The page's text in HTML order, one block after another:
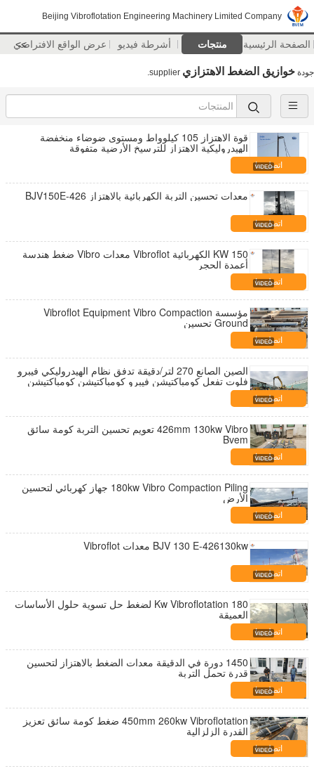
Beijing Vibroflotation Engineering Machinery Limited Company
الصفحة الرئيسية منتجات أشرطة فيديو عرض الواقع الافتراضي
>>
جودة خوازيق الضغط الاهتزازي
قوة الاهتزاز 105 كيلوواط ومستوى ضوضاء منخفضة
الهيدروليكية الاهتزاز للترسيخ الأرضية متفوقة
اتصل بنا
معدات تحسين التربة الكهربائية بالاهتزاز BJV150E-426
اتصل بنا
150 KW الكهربائية Vibroflot معدات Vibro ضغط هندسة
أعمدة الحجر
اتصل بنا
مؤسسة Vibroflot Equipment Vibro Compaction
Ground تحسين
اتصل بنا
الصين الصانع 270 لتر/دقيقة تدفق نظام الهيدروليكي فيبرو
فلوت تفعل كومباكتيشن فيبرو كومباكتيشن كومباكتيشن
اتصل بنا
426mm 130kw Vibro تعويم تحسين التربة كومة سائق
Bvem
اتصل بنا
180kw Vibro Compaction Piling جهاز كهربائي لتحسين
الأرض
اتصل بنا
BJV 130 E-426130kw معدات Vibroflot
اتصل بنا
180 Kw Vibroflotation لضغط حل تسوية حلول الأساسات
العميقة
اتصل بنا
1450 دورة في الدقيقة معدات الضغط بالاهتزاز لتحسين
قدرة تحمل التربة
اتصل بنا
450mm 260kw Vibroflotation ضغط كومة سائق تعزيز
القدرة الزلزالية
اتصل بنا